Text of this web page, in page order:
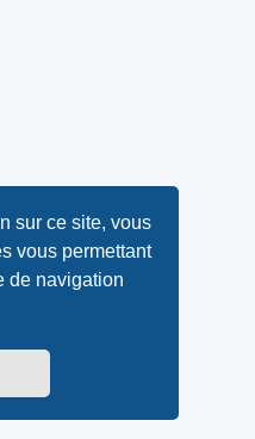
sur ce site, vous
vous permettant
de navigation